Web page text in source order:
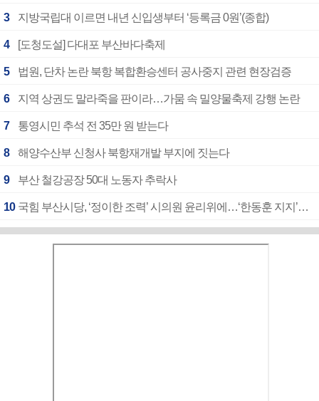
3 지방국립대 이르면 내년 신입생부터 ‘등록금 0원’(종합)
4 [도청도설] 다대포 부산바다축제
5 법원, 단차 논란 북항 복합환승센터 공사중지 관련 현장검증
6 지역 상권도 말라죽을 판이라…가뭄 속 밀양물축제 강행 논란
7 통영시민 추석 전 35만 원 받는다
8 해양수산부 신청사 북항재개발 부지에 짓는다
9 부산 철강공장 50대 노동자 추락사
10 국힘 부산시당, ‘정이한 조력’ 시의원 윤리위에…‘한동훈 지지’도 신고접수